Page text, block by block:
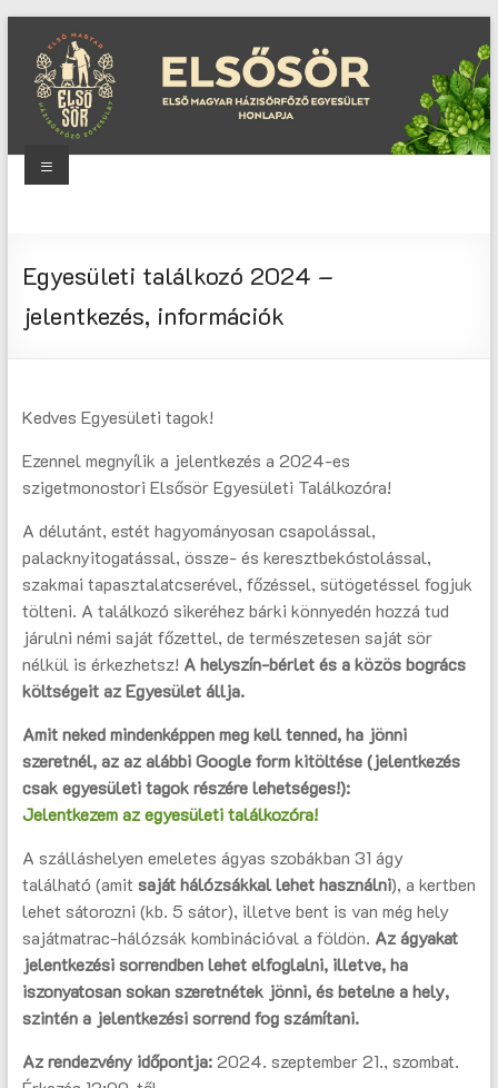
content
Magyar
Egyesület
Menu
Egyesületi találkozó 2024 –
jelentkezés, információk
Kedves Egyesületi tagok!
Ezennel megnyílik a jelentkezés a 2024-es
szigetmonostori Elsősör Egyesületi Találkozóra!
A délutánt, estét hagyományosan csapolással,
palacknyitogatással, össze- és keresztbekóstolással,
szakmai tapasztalatcserével, főzéssel, sütögetéssel fogjuk
tölteni. A találkozó sikeréhez bárki könnyedén hozzá tud
járulni némi saját főzettel, de természetesen saját sör
nélkül is érkezhetsz! A helyszín-bérlet és a közös bogrács
költségeit az Egyesület állja.
Amit neked mindenképpen meg kell tenned, ha jönni
szeretnél, az az alábbi Google form kitöltése (jelentkezés
csak egyesületi tagok részére lehetséges!):
Jelentkezem az egyesületi találkozóra!
A szálláshelyen emeletes ágyas szobákban 31 ágy
található (amit saját hálózsákkal lehet használni), a kertben
lehet sátorozni (kb. 5 sátor), illetve bent is van még hely
sajátmatrac-hálózsák kombinációval a földön. Az ágyakat
jelentkezési sorrendben lehet elfoglalni, illetve, ha
iszonyatosan sokan szeretnétek jönni, és betelne a hely,
szintén a jelentkezési sorrend fog számítani.
Az rendezvény időpontja:2024. szeptember 21., szombat.